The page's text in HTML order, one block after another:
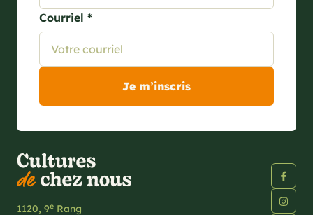
Courriel *
1120, 9e Rang